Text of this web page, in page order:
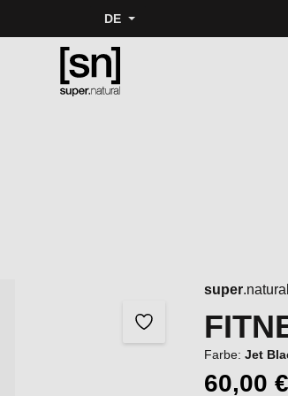
DE
super.natural
Farbe:Jet
60,00 €